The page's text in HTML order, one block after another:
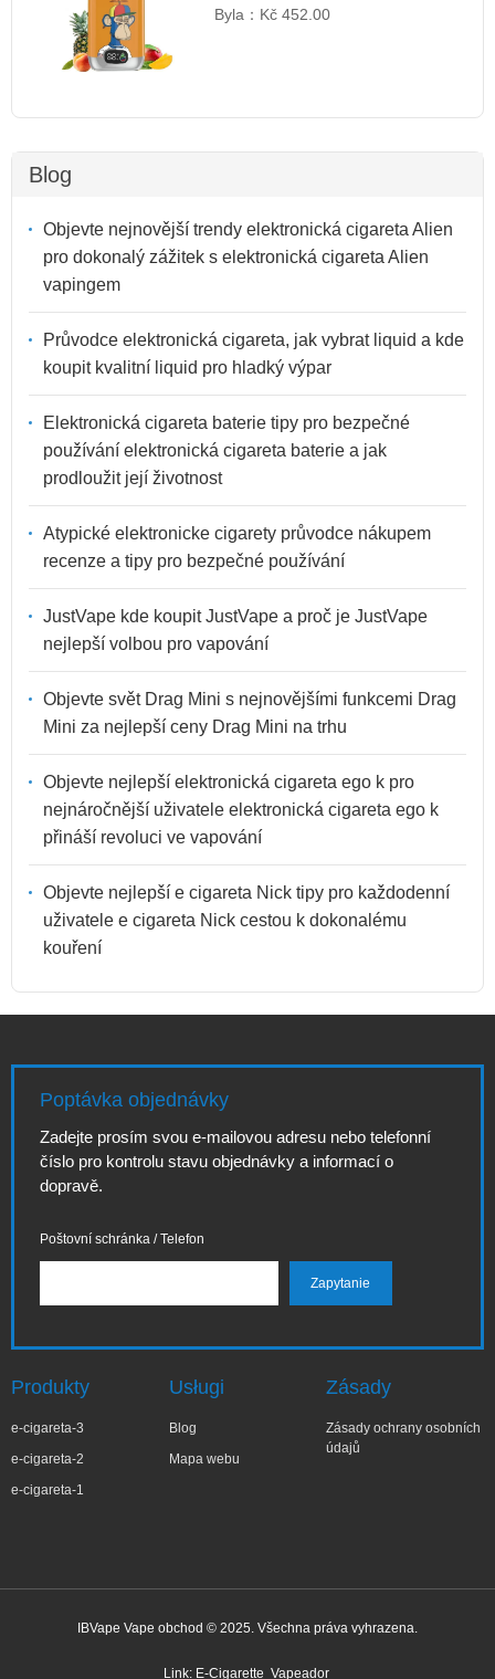
Byla： Kč 452.00
Blog
Objevte nejnovější trendy elektronická cigareta Alien
pro dokonalý zážitek s elektronická cigareta Alien
vapingem
Průvodce elektronická cigareta, jak vybrat liquid a kde
koupit kvalitní liquid pro hladký výpar
Elektronická cigareta baterie tipy pro bezpečné
používání elektronická cigareta baterie a jak
prodloužit její životnost
Atypické elektronicke cigarety průvodce nákupem
recenze a tipy pro bezpečné používání
JustVape kde koupit JustVape a proč je JustVape
nejlepší volbou pro vapování
Objevte svět Drag Mini s nejnovějšími funkcemi Drag
Mini za nejlepší ceny Drag Mini na trhu
Objevte nejlepší elektronická cigareta ego k pro
nejnáročnější uživatele elektronická cigareta ego k
přináší revoluci ve vapování
Objevte nejlepší e cigareta Nick tipy pro každodenní
uživatele e cigareta Nick cestou k dokonalému
kouření
Poptávka objednávky
Zadejte prosím svou e-mailovou adresu nebo telefonní
číslo pro kontrolu stavu objednávky a informací o
dopravě.
Poštovní schránka / Telefon
Produkty
e-cigareta-3
e-cigareta-2
e-cigareta-1
Usługi
Blog
Mapa webu
Zásady
Zásady ochrany osobních
údajů
IBVape Vape obchod © 2025. Všechna práva vyhrazena.
Link: E-Cigarette Vapeador